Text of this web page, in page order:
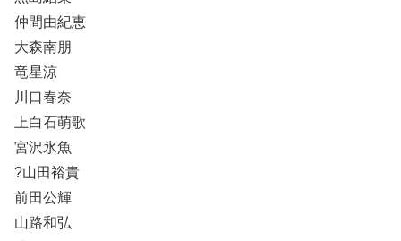
仲間由紀恵
大森南朋
竜星涼
川口春奈
上白石萌歌
宮沢氷魚
?山田裕貴
前田公輝
山路和弘